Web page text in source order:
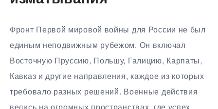
Фронт Первой мировой войны для России не был
единым неподвижным рубежом. Он включал
Восточную Пруссию, Польшу, Галицию, Карпаты,
Кавказ и другие направления, каждое из которых
требовало разных решений. Военные действия
велись на огромных пространствах, где успех